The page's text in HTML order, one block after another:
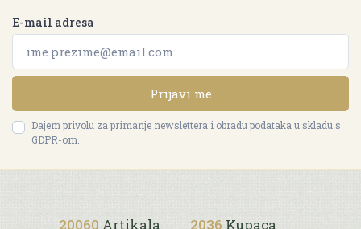
E-mail adresa
Prijavi me
Dajem privolu za primanje newslettera i obradu podataka u skladu s
GDPR-om.
20060 Artikala 2036 Kupaca